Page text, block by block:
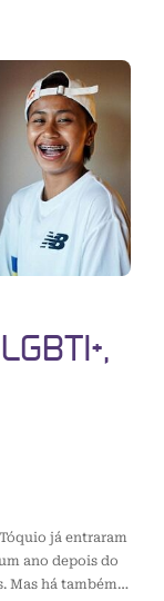
já entraram
ano depois do
Mas há também…